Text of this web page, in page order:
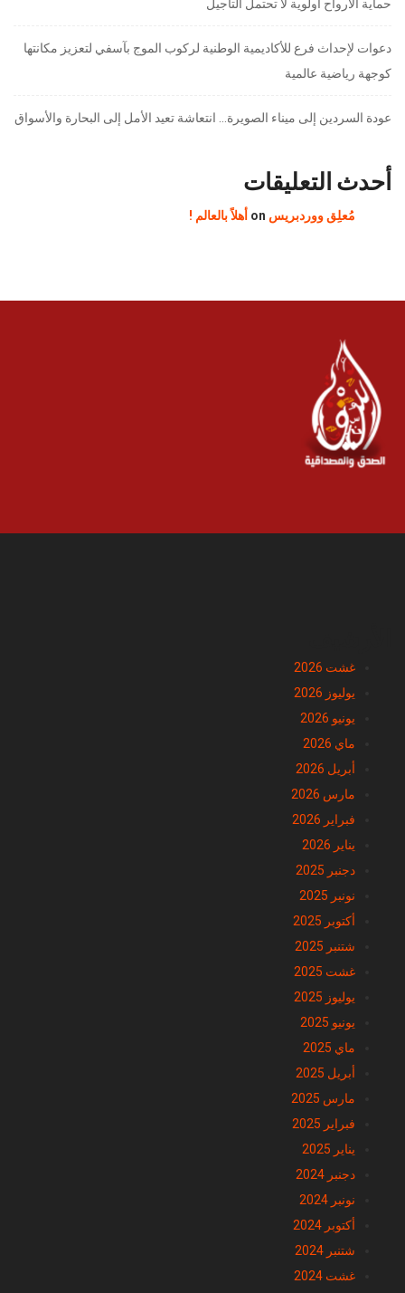
حماية الأرواح أولوية لا تحتمل التأجيل
دعوات لإحداث فرع للأكاديمية الوطنية لركوب الموج بآسفي لتعزيز مكانتها
كوجهة رياضية عالمية
عودة السردين إلى ميناء الصويرة… انتعاشة تعيد الأمل إلى البحارة والأسواق
أحدث التعليقات
مُعلِق ووردبريس أهلاً بالعالم !
غشت 2026
يوليوز 2026
يونيو 2026
ماي 2026
أبريل 2026
مارس 2026
فبراير 2026
يناير 2026
دجنبر 2025
نونبر 2025
أكتوبر 2025
شتنبر 2025
غشت 2025
يوليوز 2025
يونيو 2025
ماي 2025
أبريل 2025
مارس 2025
فبراير 2025
يناير 2025
دجنبر 2024
نونبر 2024
أكتوبر 2024
شتنبر 2024
غشت 2024